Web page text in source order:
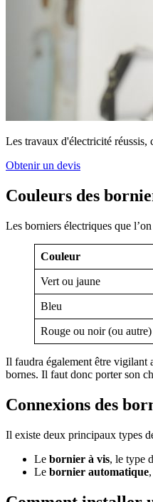
Les travaux d'électricité réussis,
Obtenir un devis
Couleurs des
Les borniers électriques que
Couleur
Vert ou jaune
Bleu
Rouge ou noir (ou autre)
Il faudra également être vigilant
bornes. Il faut donc porter son
Connexions des
Il existe deux principaux types
Le bornier à vis, le type
Le bornier automatique